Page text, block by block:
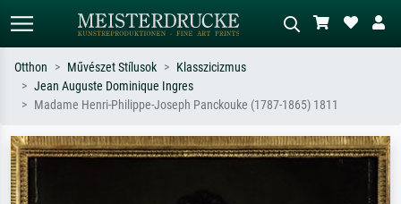
Alap keresés MI-képkereső
szerint – pl. Monet, Csillagos éj,
impresszionizmus, Hokusai-hullám,
piros absztrakt, sötét olajkép, álló akt
Otthon Művészet Stílusok
Klasszicizmus
Jean Auguste Dominique Ingres
Madame Henri-Philippe-Joseph Panckouke (1787-1865) 1811